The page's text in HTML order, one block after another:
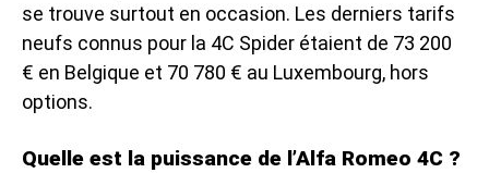
se trouve surtout en occasion. Les derniers tarifs
neufs connus pour la 4C Spider étaient de 73 200
€ en Belgique et 70 780 € au Luxembourg, hors
options.
Quelle est la puissance de l’Alfa Romeo 4C ?